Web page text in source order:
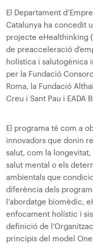
El Departament
Catalunya ha concedit
projecte eHealthinking (
de preacceleració
holística i salutogènica
per la Fundació
Roma, la Fundació
Creu i Sant Pau i EADA
El programa té com a
innovadors que donin
salut, com la
salut mental o els
ambientals que
diferència dels
l’abordatge biomèdic,
enfocament holístic i
definició de
principis del model